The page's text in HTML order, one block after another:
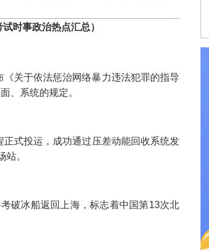
时事政治热点汇总）
关于依法惩治网络暴力违法犯罪的指导
、系统的规定。
式投运，成功通过压差动能回收系统发
站。
破冰船返回上海，标志着中国第13次北